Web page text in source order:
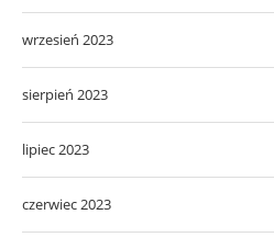
wrzesień 2023
sierpień 2023
lipiec 2023
czerwiec 2023